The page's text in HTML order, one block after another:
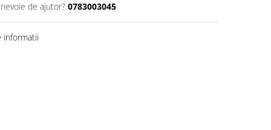
de ajutor? 0783003045
informatii